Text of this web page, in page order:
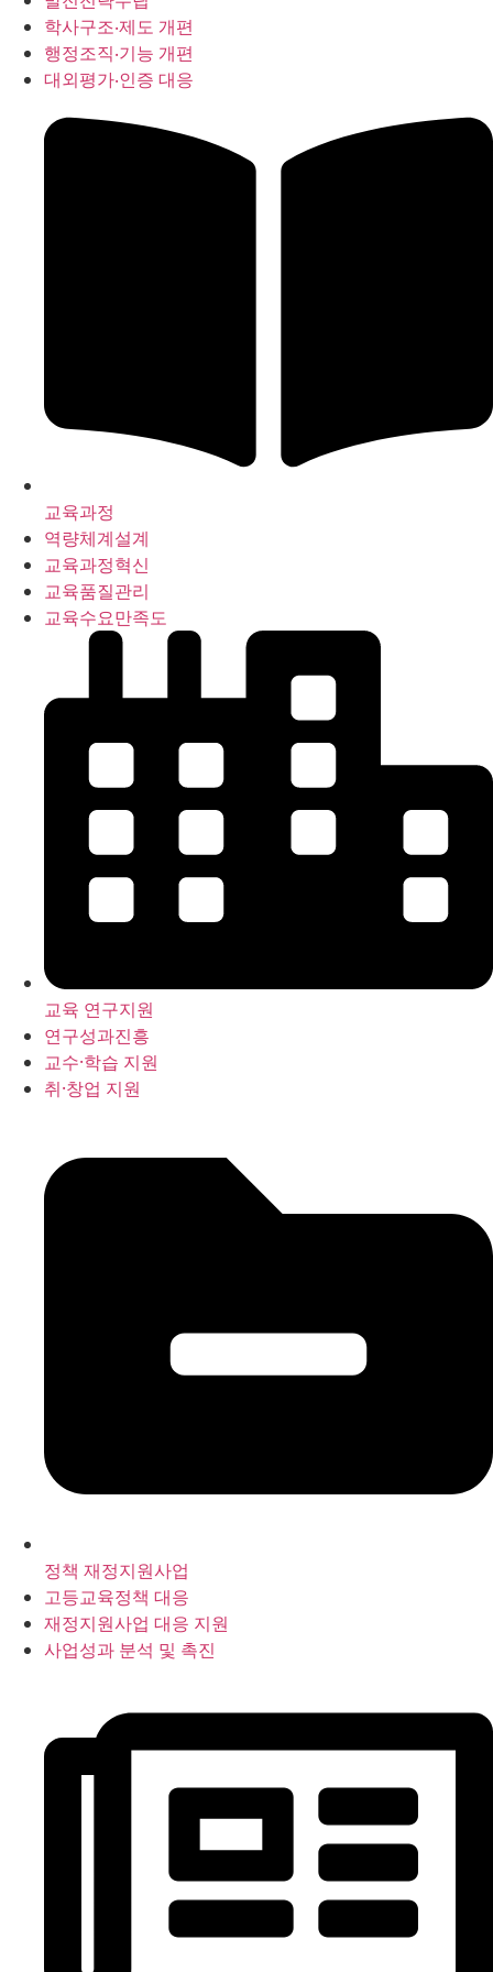
학사구조‧제도 개편
행정조직‧기능 개편
대외평가‧인증 대응
교육과정
역량체계설계
교육과정혁신
교육품질관리
교육수요만족도
교육 연구지원
연구성과진흥
교수·학습 지원
취·창업 지원
정책 재정지원사업
고등교육정책 대응
재정지원사업 대응 지원
사업성과 분석 및 촉진